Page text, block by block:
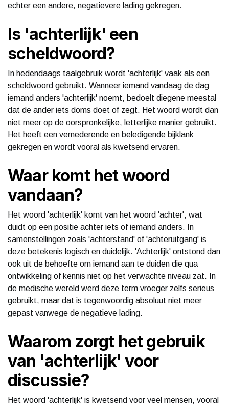
echter een andere, negatievere lading gekregen.
Is 'achterlijk' een
scheldwoord?
In hedendaags taalgebruik wordt 'achterlijk' vaak als een
scheldwoord gebruikt. Wanneer iemand vandaag de dag
iemand anders 'achterlijk' noemt, bedoelt diegene meestal
dat de ander iets doms doet of zegt. Het woord wordt dan
niet meer op de oorspronkelijke, letterlijke manier gebruikt.
Het heeft een vernederende en beledigende bijklank
gekregen en wordt vooral als kwetsend ervaren.
Waar komt het woord
vandaan?
Het woord 'achterlijk' komt van het woord 'achter', wat
duidt op een positie achter iets of iemand anders. In
samenstellingen zoals 'achterstand' of 'achteruitgang' is
deze betekenis logisch en duidelijk. 'Achterlijk' ontstond dan
ook uit de behoefte om iemand aan te duiden die qua
ontwikkeling of kennis niet op het verwachte niveau zat. In
de medische wereld werd deze term vroeger zelfs serieus
gebruikt, maar dat is tegenwoordig absoluut niet meer
gepast vanwege de negatieve lading.
Waarom zorgt het gebruik
van 'achterlijk' voor
discussie?
Het woord 'achterlijk' is kwetsend voor veel mensen, vooral